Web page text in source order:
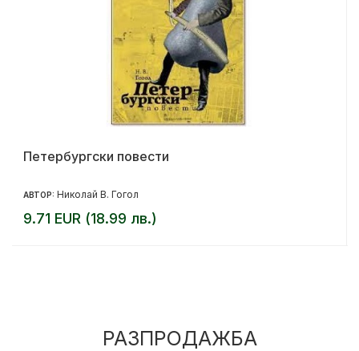
Петербургски повести
АВТОР: Николай В. Гогол
9.71 EUR (18.99 лв.)
РАЗПРОДАЖБА